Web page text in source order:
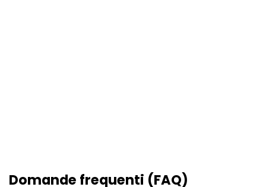
Domande frequenti (FAQ)